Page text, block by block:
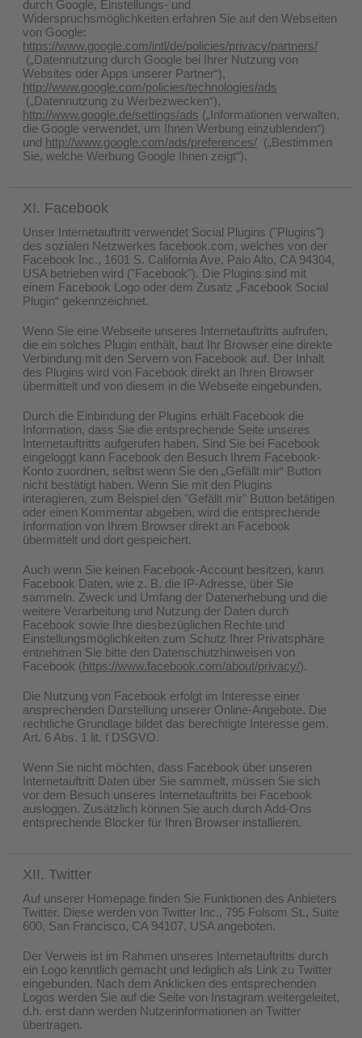
durch Google, Einstellungs- und
Widerspruchsmöglichkeiten erfahren Sie auf den Webseiten
von Google:
https://www.google.com/intl/de/policies/privacy/partners/
(„Datennutzung durch Google bei Ihrer Nutzung von
Websites oder Apps unserer Partner“),
http://www.google.com/policies/technologies/ads
(„Datennutzung zu Werbezwecken“),
http://www.google.de/settings/ads („Informationen verwalten,
die Google verwendet, um Ihnen Werbung einzublenden“)
und http://www.google.com/ads/preferences/ („Bestimmen
Sie, welche Werbung Google Ihnen zeigt“).
XI. Facebook
Unser Internetauftritt verwendet Social Plugins ("Plugins")
des sozialen Netzwerkes facebook.com, welches von der
Facebook Inc., 1601 S. California Ave, Palo Alto, CA 94304,
USA betrieben wird ("Facebook"). Die Plugins sind mit
einem Facebook Logo oder dem Zusatz „Facebook Social
Plugin“ gekennzeichnet.
Wenn Sie eine Webseite unseres Internetauftritts aufrufen,
die ein solches Plugin enthält, baut Ihr Browser eine direkte
Verbindung mit den Servern von Facebook auf. Der Inhalt
des Plugins wird von Facebook direkt an Ihren Browser
übermittelt und von diesem in die Webseite eingebunden.
Durch die Einbindung der Plugins erhält Facebook die
Information, dass Sie die entsprechende Seite unseres
Internetauftritts aufgerufen haben. Sind Sie bei Facebook
eingeloggt kann Facebook den Besuch Ihrem Facebook-
Konto zuordnen, selbst wenn Sie den „Gefällt mir“ Button
nicht bestätigt haben. Wenn Sie mit den Plugins
interagieren, zum Beispiel den "Gefällt mir" Button betätigen
oder einen Kommentar abgeben, wird die entsprechende
Information von Ihrem Browser direkt an Facebook
übermittelt und dort gespeichert.
Auch wenn Sie keinen Facebook-Account besitzen, kann
Facebook Daten, wie z. B. die IP-Adresse, über Sie
sammeln. Zweck und Umfang der Datenerhebung und die
weitere Verarbeitung und Nutzung der Daten durch
Facebook sowie Ihre diesbezüglichen Rechte und
Einstellungsmöglichkeiten zum Schutz Ihrer Privatsphäre
entnehmen Sie bitte den Datenschutzhinweisen von
Facebook (https://www.facebook.com/about/privacy/).
Die Nutzung von Facebook erfolgt im Interesse einer
ansprechenden Darstellung unserer Online-Angebote. Die
rechtliche Grundlage bildet das berechtigte Interesse gem.
Art. 6 Abs. 1 lit. f DSGVO.
Wenn Sie nicht möchten, dass Facebook über unseren
Internetauftritt Daten über Sie sammelt, müssen Sie sich
vor dem Besuch unseres Internetauftritts bei Facebook
ausloggen. Zusätzlich können Sie auch durch Add-Ons
entsprechende Blocker für Ihren Browser installieren.
XII. Twitter
Auf unserer Homepage finden Sie Funktionen des Anbieters
Twitter. Diese werden von Twitter Inc., 795 Folsom St., Suite
600, San Francisco, CA 94107, USA angeboten.
Der Verweis ist im Rahmen unseres Internetauftritts durch
ein Logo kenntlich gemacht und lediglich als Link zu Twitter
eingebunden. Nach dem Anklicken des entsprechenden
Logos werden Sie auf die Seite von Instagram weitergeleitet,
d.h. erst dann werden Nutzerinformationen an Twitter
übertragen.